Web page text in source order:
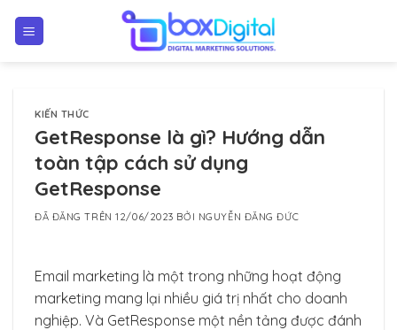
đến
KIẾN THỨC
GetResponse là gì? Hướng dẫn
toàn tập cách sử dụng
GetResponse
ĐÃ ĐĂNG TRÊN12/06/2023 BỞI NGUYỄN ĐĂNG ĐỨC
Email marketing là một trong những hoạt động
marketing mang lại nhiều giá trị nhất cho doanh
nghiệp. Và GetResponse một nền tảng được đánh